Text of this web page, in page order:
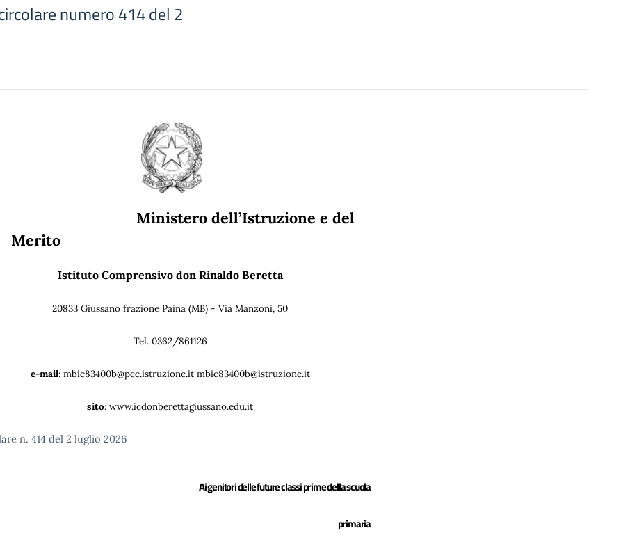
numero 414 del 2
Ministero dell’Istruzione e del
Merito
Istituto Comprensivo don Rinaldo Beretta
20833 Giussano frazione Paina (MB) - Via Manzoni, 50
Tel. 0362/861126
e-mail: mbic83400b@pec.istruzione.it mbic83400b@istruzione.it
sito:www.icdonberettagiussano.edu.it
n. 414 del 2 luglio 2026
Ai genitori delle future classi prime della scuola
primaria